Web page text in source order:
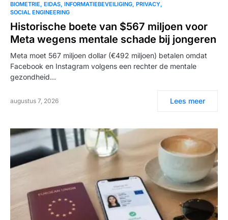
BIOMETRIE EIDAS INFORMATIEBEVEILIGING PRIVACY
SOCIAL ENGINEERING
Historische boete van $567 miljoen voor
Meta wegens mentale schade bij jongeren
Meta moet 567 miljoen dollar (€492 miljoen) betalen omdat
Facebook en Instagram volgens een rechter de mentale
gezondheid…
augustus 7, 2026 Lees meer